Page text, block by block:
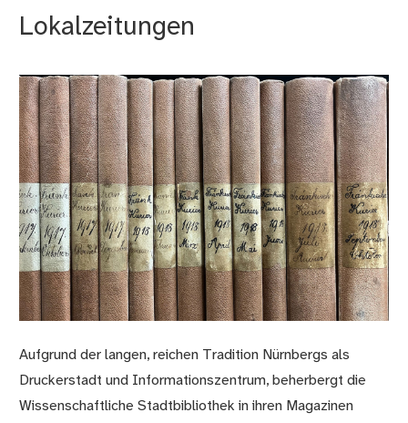
Lokalzeitungen
Aufgrund der langen, reichen Tradition Nürnbergs als
Druckerstadt und Informationszentrum, beherbergt die
Wissenschaftliche Stadtbibliothek in ihren Magazinen